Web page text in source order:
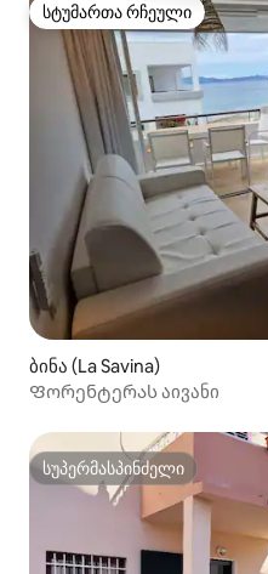
სტუმართა რჩეული
სტუმართა რჩეული
ბინა (La Savina)
Ფორენტერას აივანი
სუპერმასპინძელი
სუპერმასპინძელი